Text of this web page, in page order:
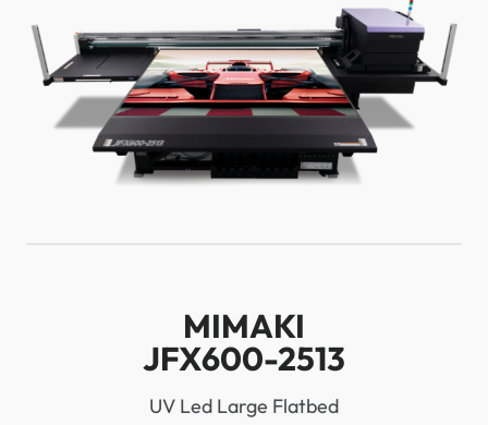
MIMAKI
JFX600-2513
UV Led Large Flatbed